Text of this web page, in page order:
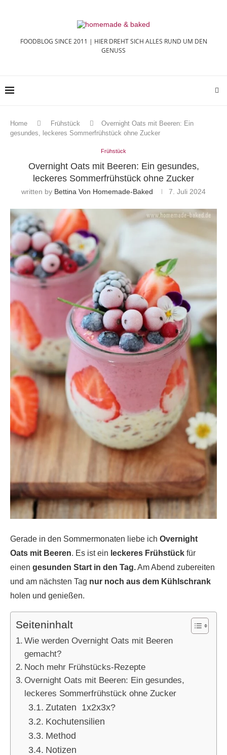
FOODBLOG SINCE 2011 | HIER DREHT SICH ALLES RUND UM DEN
GENUSS
Home Frühstück
Overnight Oats mit Beeren: Ein
gesundes, leckeres Sommerfrühstück ohne Zucker
Frühstück
Overnight Oats mit Beeren: Ein gesundes,
leckeres Sommerfrühstück ohne Zucker
written by Bettina Von Homemade-Baked 7. Juli 2024
Gerade in den Sommermonaten liebe ich Overnight
Oats mit Beeren. Es ist ein leckeres Frühstück für
einen gesunden Start in den Tag.Am Abend zubereiten
und am nächsten Tag nur noch aus dem Kühlschrank
holen und genießen.
Seiteninhalt
Wie werden Overnight Oats mit Beeren
gemacht?
Noch mehr Frühstücks-Rezepte
Overnight Oats mit Beeren: Ein gesundes,
leckeres Sommerfrühstück ohne Zucker
Zutaten 1x2x3x?
Kochutensilien
Method
Notizen